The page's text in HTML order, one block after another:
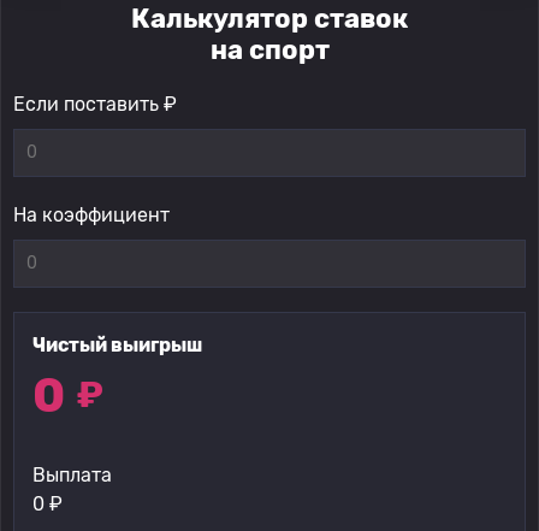
Калькулятор ставок
на спорт
Если поставить ₽
На коэффициент
Чистый выигрыш
0 ₽
Выплата
0 ₽